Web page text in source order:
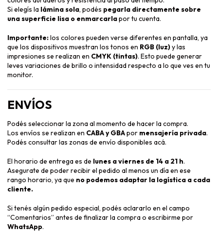
Si elegís la lámina sola, podés pegarla directamente sobre
una superficie lisa o enmarcarlapor tu cuenta.
Importante:los colores pueden verse diferentes en pantalla, ya
que los dispositivos muestran los tonos en RGB (luz)y las
impresiones se realizan en CMYK (tintas). Esto puede generar
leves variaciones de brillo o intensidad respecto a lo que ves en tu
monitor.
ENVÍOS
Podés seleccionar la zona al momento de hacer la compra.
Los envíos se realizan en CABA y GBApor mensajería privada.
Podés consultar las zonas de envío disponibles acá.
El horario de entrega es de lunes a viernes de 14 a 21 h.
Asegurate de poder recibir el pedido al menos un día en ese
rango horario, ya que no podemos adaptar la logística a cada
cliente.
Si tenés algún pedido especial, podés aclararlo en el campo
“Comentarios” antes de finalizar la compra o escribirme por
WhatsApp.